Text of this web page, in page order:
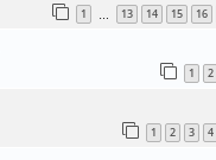
1 13 14 15 16
1 2
1 2 3 4